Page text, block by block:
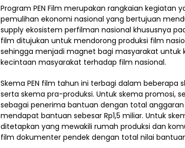
Program PEN Film merupakan rangkaian kegiatan
pemulihan ekonomi nasional yang bertujuan
supply ekosistem perfilman nasional khususnya
film ditujukan untuk mendorong produksi film
sehingga menjadi magnet bagi masyarakat untuk
kecintaan masyarakat terhadap film nasional.
Skema PEN film tahun ini terbagi dalam beberapa
serta skema pra-produksi. Untuk skema promosi,
sebagai penerima bantuan dengan total
mendapat bantuan sebesar Rp1,5 miliar. Untuk
ditetapkan yang mewakili rumah produksi dan
film dokumenter pendek dengan total nilai bantuan